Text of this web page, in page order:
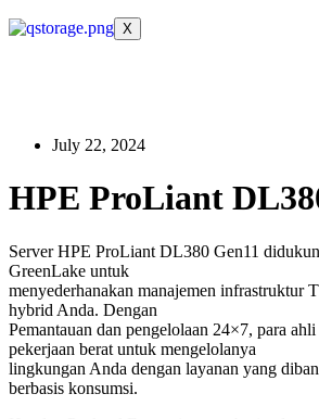
X
July 22, 2024
HPE ProLiant
Server HPE ProLiant DL380 Gen11
GreenLake untuk
menyederhanakan manajemen infrastruktur
hybrid Anda. Dengan
Pemantauan dan pengelolaan 24×7, para
pekerjaan berat untuk mengelolanya
lingkungan Anda dengan layanan yang
berbasis konsumsi.